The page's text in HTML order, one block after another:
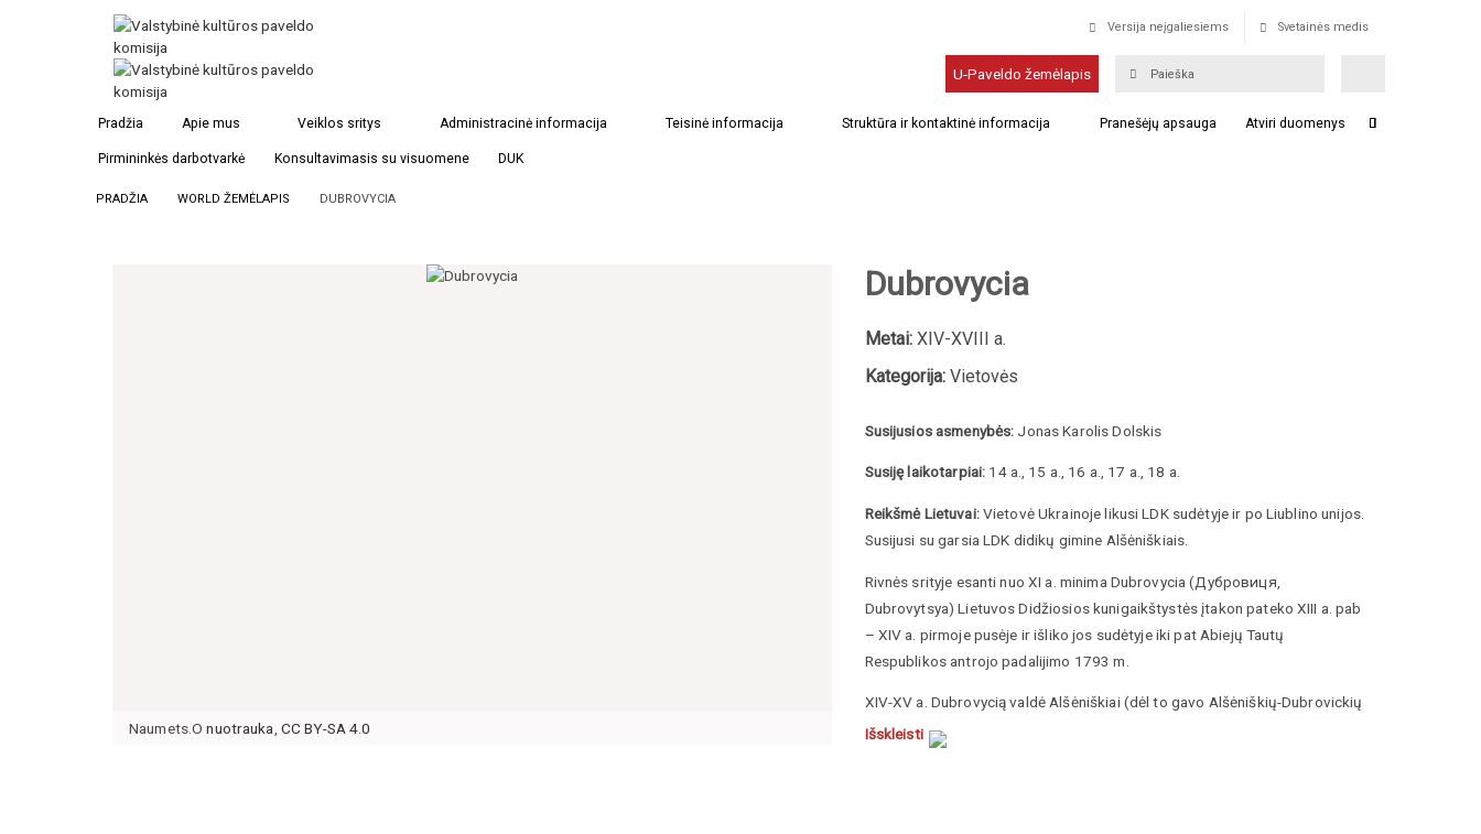
Versija neįgaliesiems Svetainės medis
U-Paveldo žemėlapis
Pradžia Apie mus Veiklos sritys Administracinė informacija Teisinė informacija Struktūra ir kontaktinė informacija Pranešėjų apsauga Atviri duomenys
Pirmininkės darbotvarkė Konsultavimasis su visuomene DUK
PRADŽIA WORLD ŽEMĖLAPIS DUBROVYCIA
Naumets.Onuotrauka CC BY-SA 4.0
Dubrovycia
Metai:XIV-XVIII a.
Kategorija:Vietovės
Susijusios asmenybės: Jonas Karolis Dolskis
Susiję laikotarpiai: 14 a., 15 a., 16 a., 17 a., 18 a.
Reikšmė Lietuvai:Vietovė Ukrainoje likusi LDK sudėtyje ir po Liublino unijos.
Susijusi su garsia LDK didikų gimine Alšėniškiais.
Rivnės srityje esanti nuo XI a. minima Dubrovycia (Дубрoвиця,
Dubrovytsya) Lietuvos Didžiosios kunigaikštystės įtakon pateko XIII a. pab
– XIV a. pirmoje pusėje ir išliko jos sudėtyje iki pat Abiejų Tautų
Respublikos antrojo padalijimo 1793 m.
XIV-XV a. Dubrovycią valdė Alšėniškiai (dėl to gavo Alšėniškių-Dubrovickių
pavardę). Jie čia pastatydino pilį. 1502 m. ją nusiaubė totoriai. XVI a.
Išskleisti